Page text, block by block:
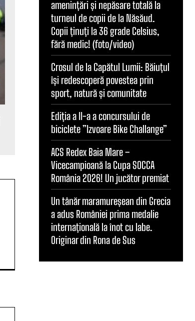
amenințări și nepăsare totală la
turneul de copii de la Năsăud.
Copii ținuți la 36 grade Celsius,
fără medic! (foto/video)
Crosul de la Capătul Lumii: Băiuțul
își redescoperă povestea prin
sport, natură și comunitate
Ediția a II-a a concursului de
biciclete ”Izvoare Bike Challange”
ACS Redex Baia Mare –
Vicecampioană la Cupa SOCCA
România 2026! Un jucător premiat
Un tânăr maramureșean din Grecia
a adus României prima medalie
internațională la înot cu labe.
Originar din Rona de Sus